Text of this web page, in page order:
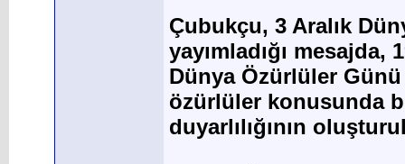
Çubukçu, 3 Aralık
yayımladığı mesajda,
Dünya Özürlüler
özürlüler konusunda
duyarlılığının